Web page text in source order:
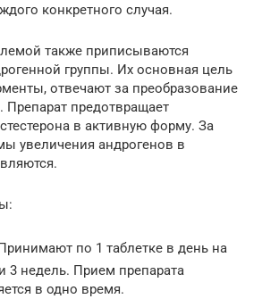
конкретного случая.
также приписываются
группы. Их основная цель
отвечают за преобразование
Препарат предотвращает
в активную форму. За
увеличения андрогенов в
по 1 таблетке в день на
3 недель. Прием препарата
в одно время.